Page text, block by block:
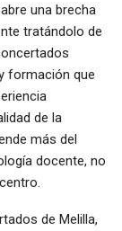
una brecha
tratándolo de
formación que
de la
más del
docente, no
de Melilla,